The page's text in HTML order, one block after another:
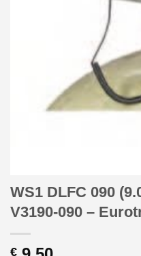
WS1 DLFC 090
V3190-090 –
€